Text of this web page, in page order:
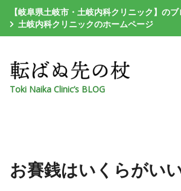
【岐阜県土岐市・土岐内科クリニック】のブ
土岐内科クリニックのホームページ
Toki Naika Clinic’s BLOG
お賽銭はいくらがい